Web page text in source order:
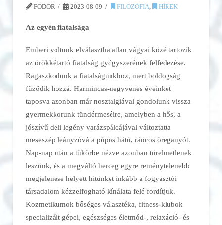
FODOR 2023-08-09 FILOZÓFIA HÍREK
Az egyén fiatalsága
Emberi voltunk elvá­laszt­hatatlan vá­gyai közé tartozik
az örökkétartó fia­talság gyógy­szerének felfedezése.
Ragaszkodunk a fiatalságunkhoz, mert boldogság
fűződik hozzá. Har­mincas-negyvenes éveinket
taposva azonban már nosztalgiával gon­do­lunk vissza
gyermekkorunk tün­dér­meséire, amely­ben a hős, a
jószívű deli legény varázs­pál­cá­jával vál­toz­tatta
meseszép leányzóvá a púpos hátú, ráncos öreganyót.
Nap-nap után a tükörbe nézve azonban tü­rel­metlenek
leszünk, és a megváltó her­ceg egyre reménytelenebb
meg­jelené­se helyett hitünket inkább a fo­gyasztói
társadalom kézzelfogható kínálata felé fordítjuk.
Kozmetikumok bőséges választéka, fitness-klubok
spe­ci­alizált gépei, egészséges élet­mód-, relaxáció- és